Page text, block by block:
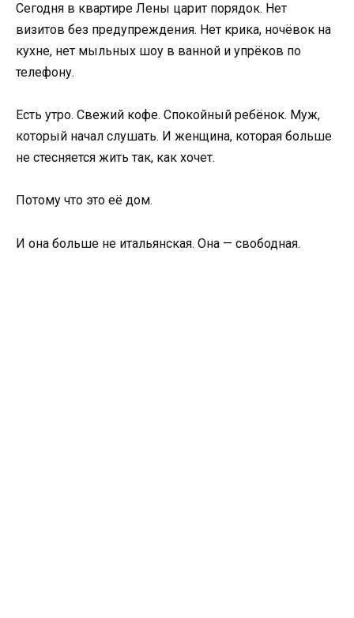
Сегодня в квартире Лены царит порядок. Нет
визитов без предупреждения. Нет крика, ночёвок на
кухне, нет мыльных шоу в ванной и упрёков по
телефону.
Есть утро. Свежий кофе. Спокойный ребёнок. Муж,
который начал слушать. И женщина, которая больше
не стесняется жить так, как хочет.
Потому что это её дом.
И она больше не итальянская. Она — свободная.